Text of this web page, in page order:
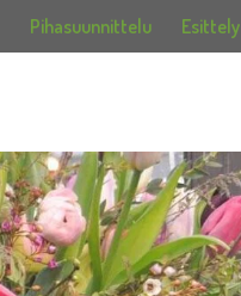
Pihasuunnittelu Esittely